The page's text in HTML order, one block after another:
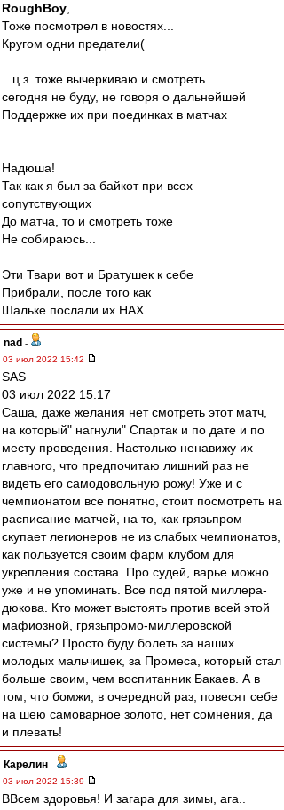
RoughBoy
Тоже посмотрел в новостях...
Кругом одни предатели(
...ц.з. тоже вычеркиваю и смотреть
сегодня не буду, не говоря о дальнейшей
Поддержке их при поединках в матчах
Надюша!
Так как я был за байкот при всех
сопутствующих
До матча, то и смотреть тоже
Не собираюсь...
Эти Твари вот и Братушек к себе
Прибрали, после того как
Шальке послали их НАХ...
nad -
03 июл 2022 15:42
SAS
03 июл 2022 15:17
Саша, даже желания нет смотреть этот матч,
на который" нагнули" Спартак и по дате и по
месту проведения. Настолько ненавижу их
главного, что предпочитаю лишний раз не
видеть его самодовольную рожу! Уже и с
чемпионатом все понятно, стоит посмотреть на
расписание матчей, на то, как грязьпром
скупает легионеров не из слабых чемпионатов,
как пользуется своим фарм клубом для
укрепления состава. Про судей, варье можно
уже и не упоминать. Все под пятой миллера-
дюкова. Кто может выстоять против всей этой
мафиозной, грязьпромо-миллеровской
системы? Просто буду болеть за наших
молодых мальчишек, за Промеса, который стал
больше своим, чем воспитанник Бакаев. А в
том, что бомжи, в очередной раз, повесят себе
на шею самоварное золото, нет сомнения, да
и плевать!
Карелин -
03 июл 2022 15:39
ВВсем здоровья! И загара для зимы, ага..